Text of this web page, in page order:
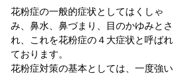
花粉症の一般的症状としてはくしゃ
み、鼻水、鼻づまり、目のかゆみとさ
れ、これを花粉症の４大症状と呼ばれ
ております。
花粉症対策の基本としては、一度強い